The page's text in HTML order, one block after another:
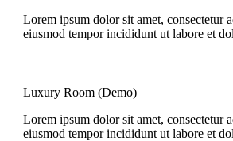
Lorem ipsum dolor sit amet, consectetur
eiusmod tempor incididunt ut labore et
Luxury Room (Demo)
Lorem ipsum dolor sit amet, consectetur
eiusmod tempor incididunt ut labore et